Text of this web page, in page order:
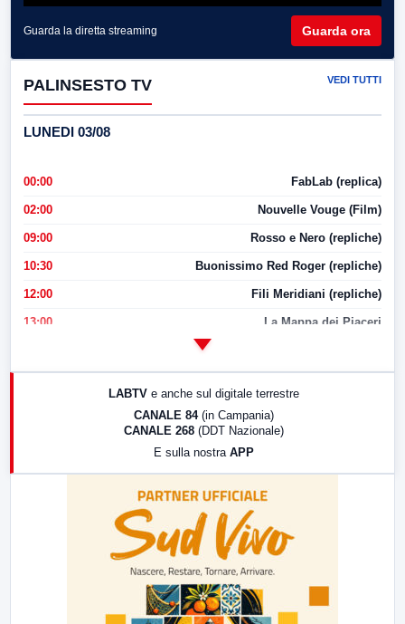
Guarda la diretta streaming Guarda ora
PALINSESTO TV VEDI TUTTI
LUNEDI 03/08
00:00 FabLab (replica)
02:00 Nouvelle Vouge (Film)
09:00 Rosso e Nero (repliche)
10:30 Buonissimo Red Roger (repliche)
12:00 Fili Meridiani (repliche)
13:00 La Mappa dei Piaceri
17:00 LabNews (replica)
LABTV e anche sul digitale terrestre
CANALE 84 (in Campania)
CANALE 268 (DDT Nazionale)
E sulla nostra APP